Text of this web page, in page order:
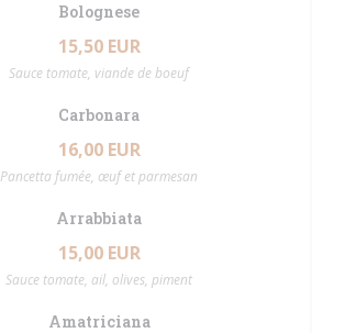
Bolognese
15,50 EUR
Sauce tomate, viande de boeuf
Carbonara
16,00 EUR
Pancetta fumée, œuf et parmesan
Arrabbiata
15,00 EUR
Sauce tomate, ail, olives, piment
Amatriciana